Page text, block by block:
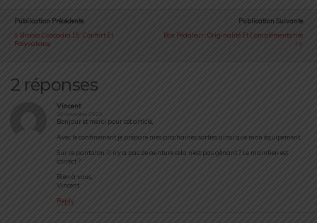
Publication Précédente
Brooks Cascadia 15 : Confort Et
Polyvalence
Publication Suivante
Box Pédaleur : Originalité Et Complémentarité
!
2 réponses
Vincent
26 novembre 2020
Bonjour et merci pour cet article,
Avec le confinement je prépare mes prochaines sorties ainsi que mon équipement.
Sur ce pantalon, il n’y a pas de ceinture cela n’est pas gênant ? Le maintien est
correct ?
Bien à vous,
Vincent
Reply